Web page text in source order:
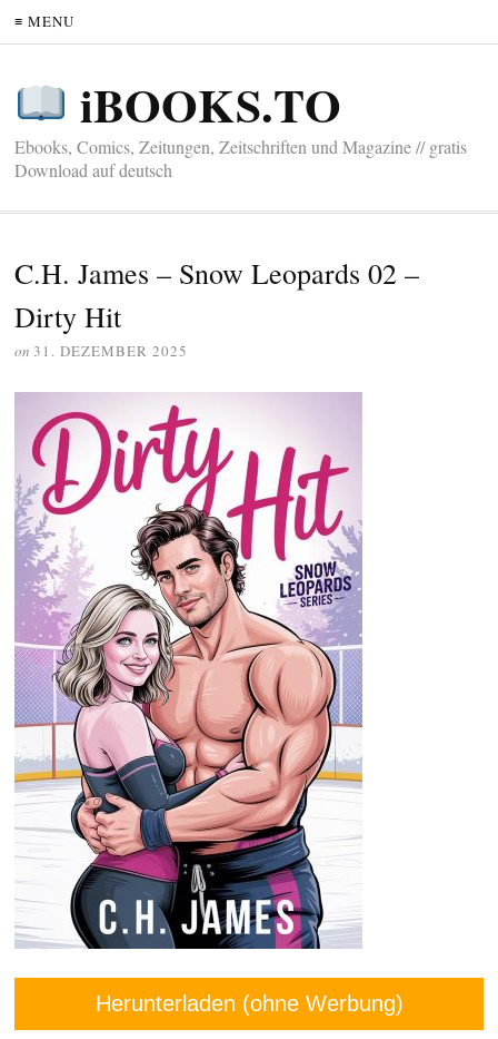
≡ MENU
iBOOKS.TO
Ebooks, Comics, Zeitungen, Zeitschriften und Magazine // gratis
Download auf deutsch
C.H. James – Snow Leopards 02 –
Dirty Hit
on 31. DEZEMBER 2025
Herunterladen (ohne Werbung)